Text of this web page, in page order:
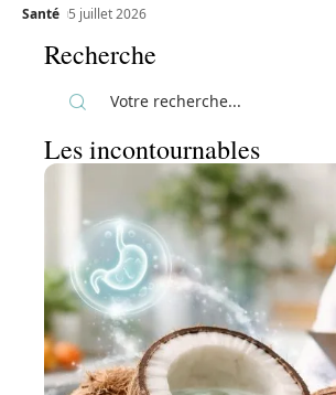
Santé 5 juillet 2026
Recherche
Les incontournables